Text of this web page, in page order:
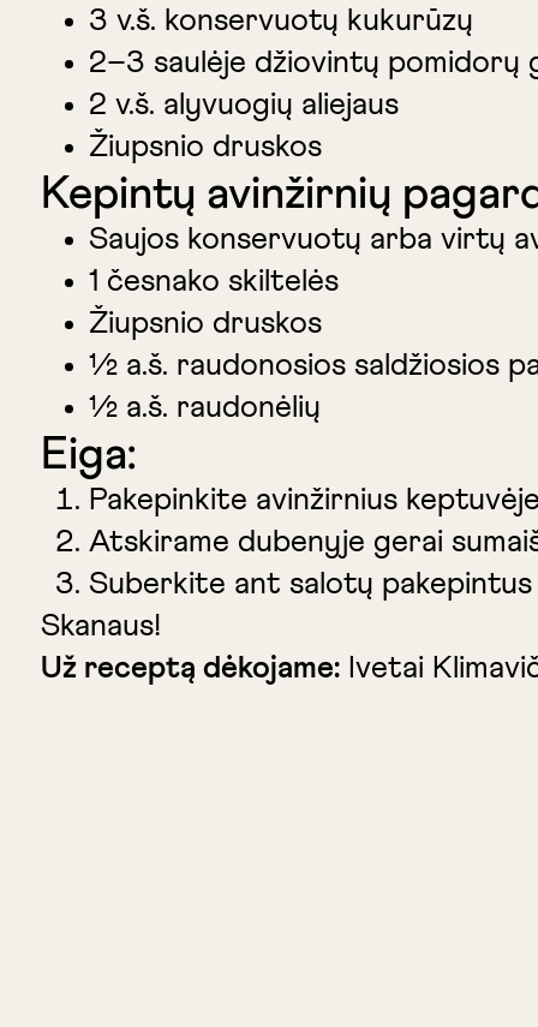
3 v.š. konservuotų kukurūzų
2–3 saulėje džiovintų pomidorų
2 v.š. alyvuogių aliejaus
Žiupsnio druskos
Kepintų avinžirnių
Saujos konservuotų arba virtų
1 česnako skiltelės
Žiupsnio druskos
½ a.š. raudonosios saldžiosios
½ a.š. raudonėlių
Eiga:
Pakepinkite avinžirnius
Atskirame dubenyje gerai
Suberkite ant salotų
Skanaus!
Už receptą dėkojame:Ivetai